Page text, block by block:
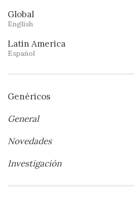
Global
English
Latin America
Español
Genéricos
General
Novedades
Investigación